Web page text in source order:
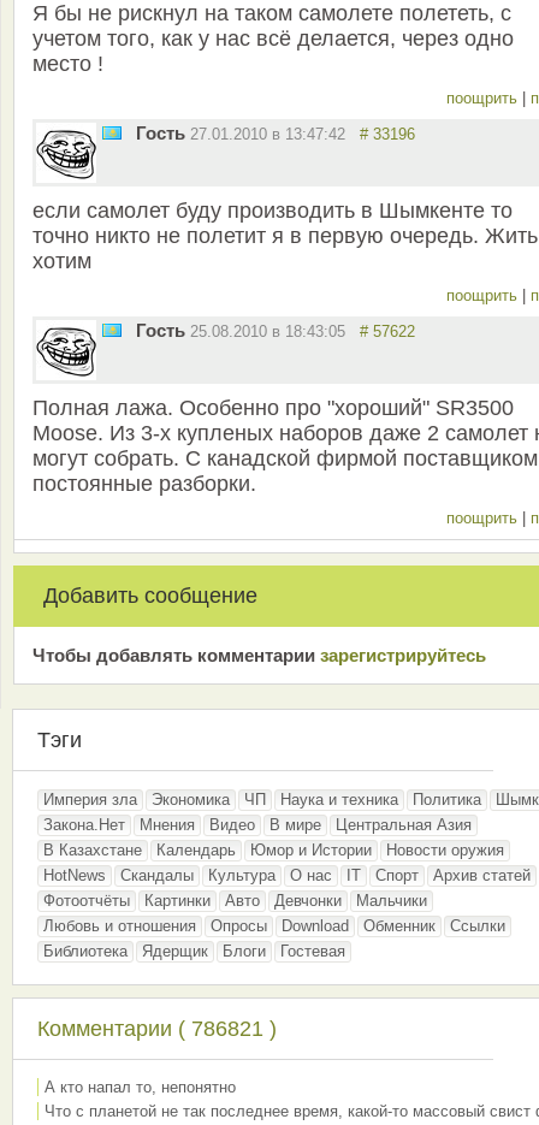
Я бы не рискнул на таком самолете полететь, с
учетом того, как у нас всё делается, через одно
место !
поощрить
Гость 27.01.2010 в 13:47:42 # 33196
если самолет буду производить в Шымкенте то
точно никто не полетит я в первую очередь. Жить
хотим
поощрить
Гость 25.08.2010 в 18:43:05 # 57622
Полная лажа. Особенно про "хороший" SR3500
Moose. Из 3-х купленых наборов даже 2 самолет
могут собрать. С канадской фирмой поставщиком
постоянные разборки.
поощрить
Добавить сообщение
Чтобы добавлять комментарии зарeгиcтрирyйтeсь
Тэги
Империя зла Экономика ЧП Наука и техника Политика
Закона.Нет
Мнения Видео В мире
Центральная Азия
В Казахстане
Календарь Юмор и Истории
Новости оружия
HotNews
Скандалы Культура О нас IT Спорт
Архив статей
Фотоотчёты
Картинки Авто Девчонки
Мальчики
Любовь и отношения
Опросы Download Обменник
Ссылки
Библиотека
Ядерщик Блоги Гостевая
Комментарии ( 786821 )
А кто напал то, непонятно
Что с планетой не так последнее время, какой-то массовый свист